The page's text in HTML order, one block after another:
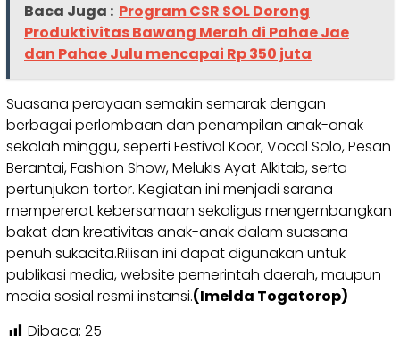
Baca Juga : Program CSR SOL Dorong
Produktivitas Bawang Merah di Pahae Jae
dan Pahae Julu mencapai Rp 350 juta
Suasana perayaan semakin semarak dengan
berbagai perlombaan dan penampilan anak-anak
sekolah minggu, seperti Festival Koor, Vocal Solo, Pesan
Berantai, Fashion Show, Melukis Ayat Alkitab, serta
pertunjukan tortor. Kegiatan ini menjadi sarana
mempererat kebersamaan sekaligus mengembangkan
bakat dan kreativitas anak-anak dalam suasana
penuh sukacita.Rilisan ini dapat digunakan untuk
publikasi media, website pemerintah daerah, maupun
media sosial resmi instansi.(Imelda Togatorop)
Dibaca: 25